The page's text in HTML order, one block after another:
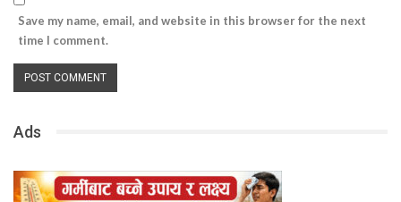
Save my name, email, and website in this browser for the next
time I comment.
Ads